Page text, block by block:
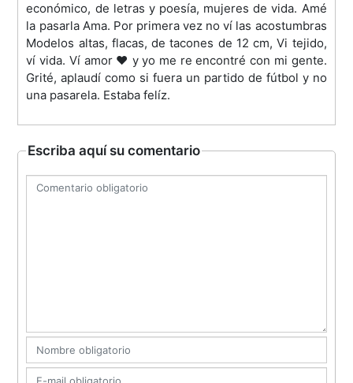
económico, de letras y poesía, mujeres de vida. Amé
la pasarla Ama. Por primera vez no ví las acostumbras
Modelos altas, flacas, de tacones de 12 cm, Vi tejido,
ví vida. Ví amor ❤️ y yo me re encontré con mi gente.
Grité, aplaudí como si fuera un partido de fútbol y no
una pasarela. Estaba felíz.
Escriba aquí su comentario